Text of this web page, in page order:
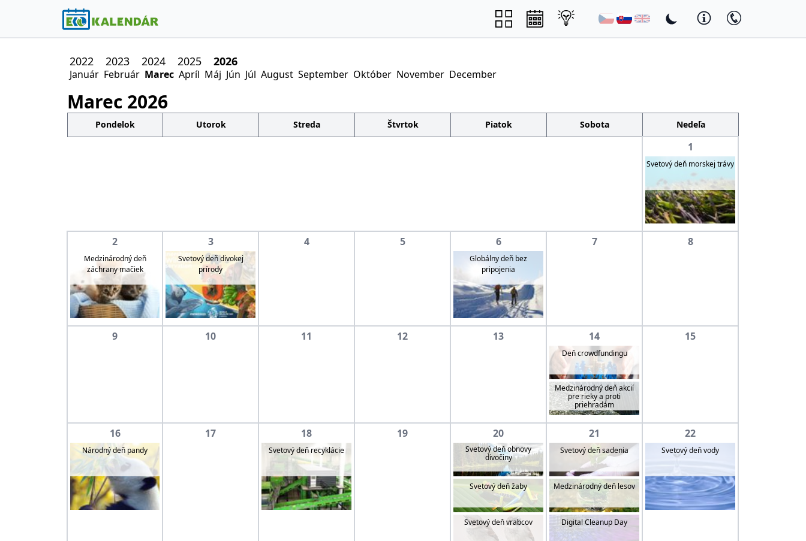
2022 2023 2024 2025 2026
Január Február Marec Apríl Máj Jún Júl August September Október November December
Marec 2026
Pondelok Utorok Streda Štvrtok Piatok Sobota Nedeľa
1
Svetový deň morskej trávy
2
Medzinárodný deň
záchrany mačiek
3
Svetový deň divokej
prírody
4 5 6
Globálny deň bez
pripojenia
7 8
9 10 11 12 13 14
Deň crowdfundingu
Medzinárodný deň akcií
pre rieky a proti
priehradám
15
16
Národný deň pandy
17 18
Svetový deň recyklácie
19 20
Svetový deň obnovy
divočiny
Svetový deň žaby
Svetový deň vrabcov
21
Svetový deň sadenia
Medzinárodný deň lesov
Digital Cleanup Day
22
Svetový deň vody